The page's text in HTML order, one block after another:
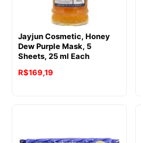
Jayjun Cosmetic, Honey
Dew Purple Mask, 5
Sheets, 25 ml Each
R$169,19